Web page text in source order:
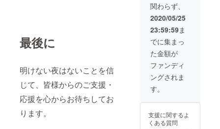
最後に
明けない夜はないことを信
じて、皆様からのご支援・
応援を心からお待ちしてお
ります。
関わらず、
2020/05/25
23:59:59ま
でに集まっ
た金額が
ファンディ
ングされま
す。
支援に関するよ
くある質問